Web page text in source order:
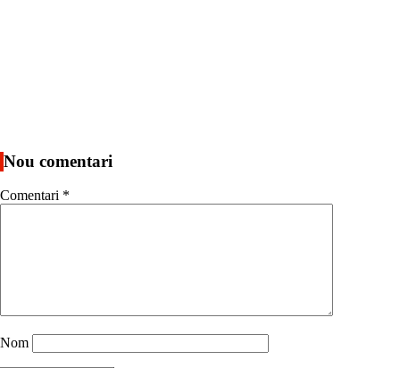
Nou comentari
Comentari *
Nom